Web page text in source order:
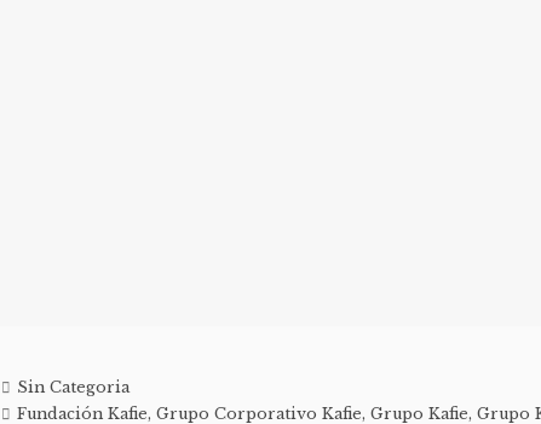
Sin Categoria
Fundación Kafie,Grupo Corporativo Kafie,Grupo Kafie,Grupo